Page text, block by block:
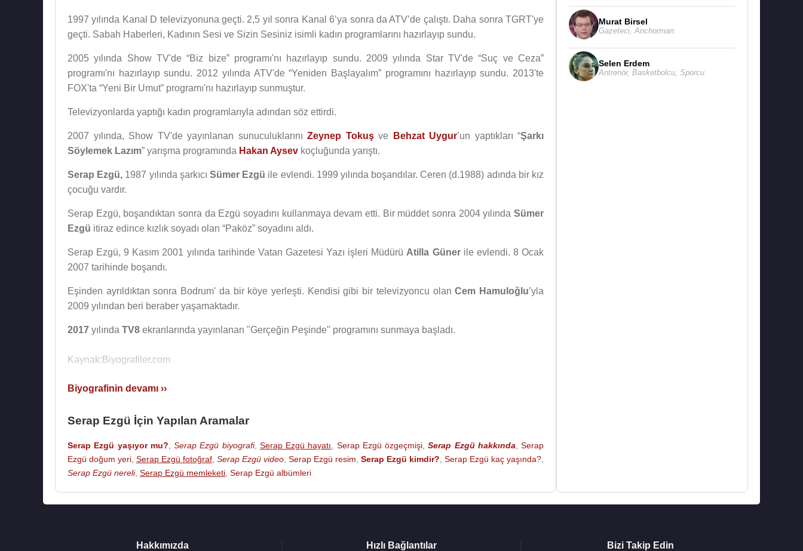
1997 yılında Kanal D televizyonuna geçti. 2,5 yıl sonra Kanal 6’ya sonra da ATV’de çalıştı. Daha sonra TGRT'ye
geçti. Sabah Haberleri, Kadının Sesi ve Sizin Sesiniz isimli kadın programlarını hazırlayıp sundu.
2005 yılında Show TV'de “Biz bize” programı'nı hazırlayıp sundu. 2009 yılında Star TV'de “Suç ve Ceza”
programı'nı hazırlayıp sundu. 2012 yılında ATV'de “Yeniden Başlayalım” programını hazırlayıp sundu. 2013'te
FOX'ta “Yeni Bir Umut” programı'nı hazırlayıp sunmuştur.
Televizyonlarda yaptığı kadın programlarıyla adından söz ettirdi.
2007 yılında, Show TV'de yayınlanan sunuculuklarını Zeynep Tokuşve Behzat Uygur’un yaptıkları “Şarkı
Söylemek Lazım” yarışma programında Hakan Aysev koçluğunda yarıştı.
Serap Ezgü, 1987 yılında şarkıcı Sümer Ezgü ile evlendi. 1999 yılında boşandılar. Ceren (d.1988) adında bir kız
çocuğu vardır.
Serap Ezgü, boşandıktan sonra da Ezgü soyadını kullanmaya devam etti. Bir müddet sonra 2004 yılında Sümer
Ezgü itiraz edince kızlık soyadı olan “Paköz” soyadını aldı.
Serap Ezgü, 9 Kasım 2001 yılında tarihinde Vatan Gazetesi Yazı işleri Müdürü Atilla Günerile evlendi. 8 Ocak
2007 tarihinde boşandı.
Eşinden ayrıldıktan sonra Bodrum' da bir köye yerleşti. Kendisi gibi bir televizyoncu olanCem Hamuloğlu’yla
2009 yılından beri beraber yaşamaktadır.
2017 yılında TV8 ekranlarında yayınlanan "Gerçeğin Peşinde" programını sunmaya başladı.
Kaynak:Biyografiler.com
Biyografinin devamı ››
Serap Ezgü İçin Yapılan Aramalar
Serap Ezgü yaşıyor mu? Serap Ezgü biyografi, Serap Ezgü hayatı Serap Ezgü özgeçmişi ,Serap Ezgü hakkında
Serap
Ezgü doğum yeri Serap Ezgü fotoğraf Serap Ezgü video Serap Ezgü resim Serap Ezgü kimdir? Serap Ezgü kaç yaşında?
Serap Ezgü nereli, Serap Ezgü memleketi Serap Ezgü albümleri
Murat Birsel
Gazeteci Anchorman
Selen Erdem
Antrenör, Basketbolcu Sporcu
Hakkımızda Hızlı Bağlantılar Bizi Takip Edin